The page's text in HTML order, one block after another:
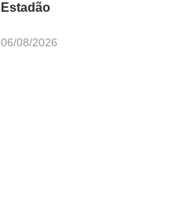
Estadão
06/08/2026